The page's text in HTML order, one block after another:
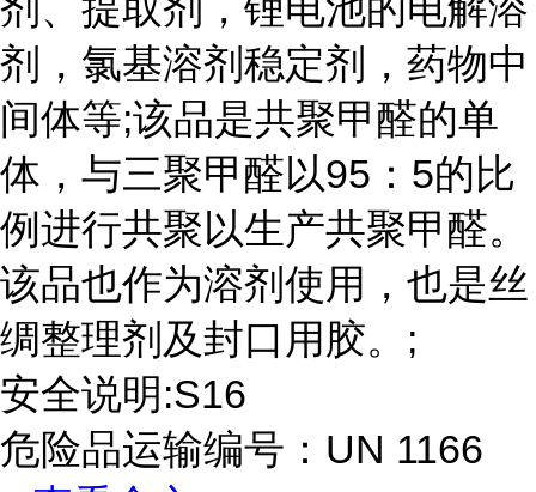
剂，氯基溶剂稳定剂，药物中
间体等;该品是共聚甲醛的单
体，与三聚甲醛以95：5的比
例进行共聚以生产共聚甲醛。
该品也作为溶剂使用，也是丝
绸整理剂及封口用胶。;
安全说明:S16
危险品运输编号：UN 1166